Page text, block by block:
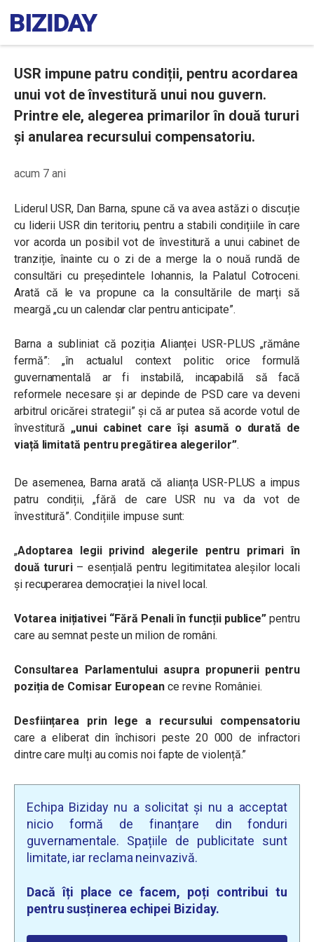
USR impune patru condiții, pentru acordarea
unui vot de învestitură unui nou guvern.
Printre ele, alegerea primarilor în două tururi
și anularea recursului compensatoriu.
acum 7 ani
Liderul USR, Dan Barna, spune că va avea astăzi o discuție
cu liderii USR din teritoriu, pentru a stabili condițiile în care
vor acorda un posibil vot de învestitură a unui cabinet de
tranziție, înainte cu o zi de a merge la o nouă rundă de
consultări cu președintele Iohannis, la Palatul Cotroceni.
Arată că le va propune ca la consultările de marți să
meargă „cu un calendar clar pentru anticipate”.
Barna a subliniat că poziția Alianței USR-PLUS „rămâne
fermă”: „în actualul context politic orice formulă
guvernamentală ar fi instabilă, incapabilă să facă
reformele necesare și ar depinde de PSD care va deveni
arbitrul oricărei strategii” și că ar putea să acorde votul de
învestitură „unui cabinet care își asumă o durată de
viață limitată pentru pregătirea alegerilor”.
De asemenea, Barna arată că alianța USR-PLUS a impus
patru condiții, „fără de care USR nu va da vot de
învestitură”. Condițiile impuse sunt:
„Adoptarea legii privind alegerile pentru primari în
două tururi– esențială pentru legitimitatea aleșilor locali
și recuperarea democrației la nivel local.
Votarea inițiativei “Fără Penali în funcții publice” pentru
care au semnat peste un milion de români.
Consultarea Parlamentului asupra propunerii pentru
poziția de Comisar European ce revine României.
Desființarea prin lege a recursului compensatoriu
care a eliberat din închisori peste 20 000 de infractori
dintre care mulți au comis noi fapte de violență.”
Echipa Biziday nu a solicitat și nu a acceptat
nicio formă de finanțare din fonduri
guvernamentale. Spațiile de publicitate sunt
limitate, iar reclama neinvazivă.
Dacă îți place ce facem, poți contribui tu
pentru susținerea echipei Biziday.